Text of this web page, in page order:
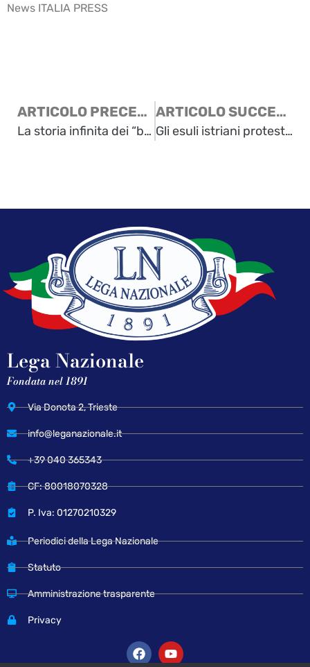
News ITALIA PRESS
ARTICOLO PRECEDENTE
La storia infinita dei “beni rapinati”
ARTICOLO SUCCESSIVO
Gli esuli istriani protestano a Strasburgo
Lega Nazionale
Fondata nel 1891
Via Donota 2, Trieste
info@leganazionale.it
+39 040 365343
CF: 80018070328
P. Iva: 01270210329
Periodici della Lega Nazionale
Statuto
Amministrazione trasparente
Privacy